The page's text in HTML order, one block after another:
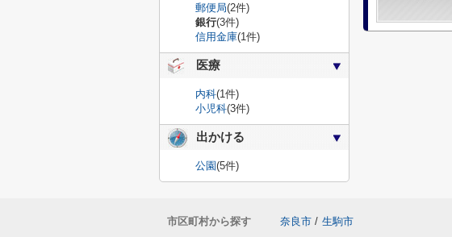
郵便局(2件)
銀行(3件)
信用金庫(1件)
医療
内科(1件)
小児科(3件)
出かける
公園(5件)
市区町村から探す 奈良市 / 生駒市